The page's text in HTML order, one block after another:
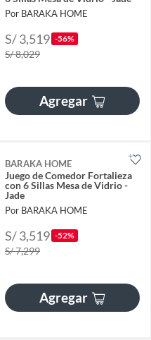
Por BARAKA HOME
S/ 3,519 -56%
S/ 8,029
Agregar
BARAKA HOME
Juego de Comedor Fortalieza
con 6 Sillas Mesa de Vidrio -
Jade
Por BARAKA HOME
S/ 3,519 -52%
S/ 7,299
Agregar